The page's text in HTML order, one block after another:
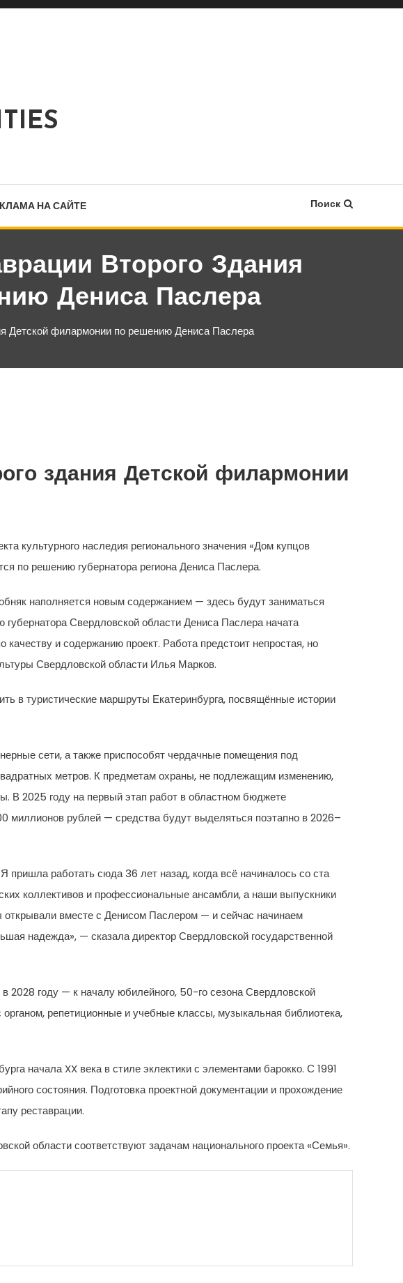
НА САЙТЕ Поиск
Второго Здания
Дениса Паслера
Детской филармонии по решению Дениса Паслера
здания Детской филармонии
культурного наследия регионального значения «Дом купцов
по решению губернатора региона Дениса Паслера.
наполняется новым содержанием — здесь будут заниматься
Свердловской области Дениса Паслера начата
и содержанию проект. Работа предстоит непростая, но
Свердловской области Илья Марков.
в туристические маршруты Екатеринбурга, посвящённые истории
сети, а также приспособят чердачные помещения под
метров. К предметам охраны, не подлежащим изменению,
В 2025 году на первый этап работ в областном бюджете
миллионов рублей — средства будут выделяться поэтапно в 2026–
работать сюда 36 лет назад, когда всё начиналось со ста
коллективов и профессиональные ансамбли, а наши выпускники
вместе с Денисом Паслером — и сейчас начинаем
надежда», — сказала директор Свердловской государственной
2028 году — к началу юбилейного, 50-го сезона Свердловской
репетиционные и учебные классы, музыкальная библиотека,
начала XX века в стиле эклектики с элементами барокко. С 1991
состояния. Подготовка проектной документации и прохождение
реставрации.
области соответствуют задачам национального проекта «Семья».